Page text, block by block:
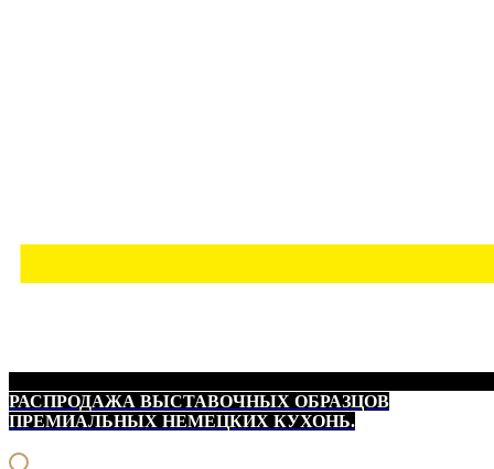
РАСПРОДАЖА ВЫСТАВОЧНЫХ ОБРАЗЦОВ
ПРЕМИАЛЬНЫХ НЕМЕЦКИХ КУХОНЬ.